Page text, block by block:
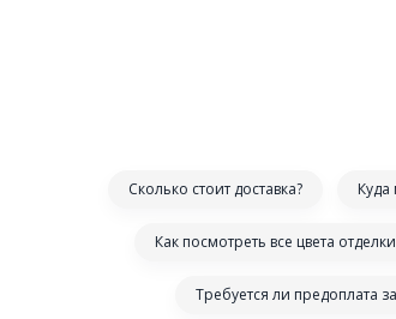
Сколько стоит доставка?
Как посмотреть все цвета
Требуется ли предоплата